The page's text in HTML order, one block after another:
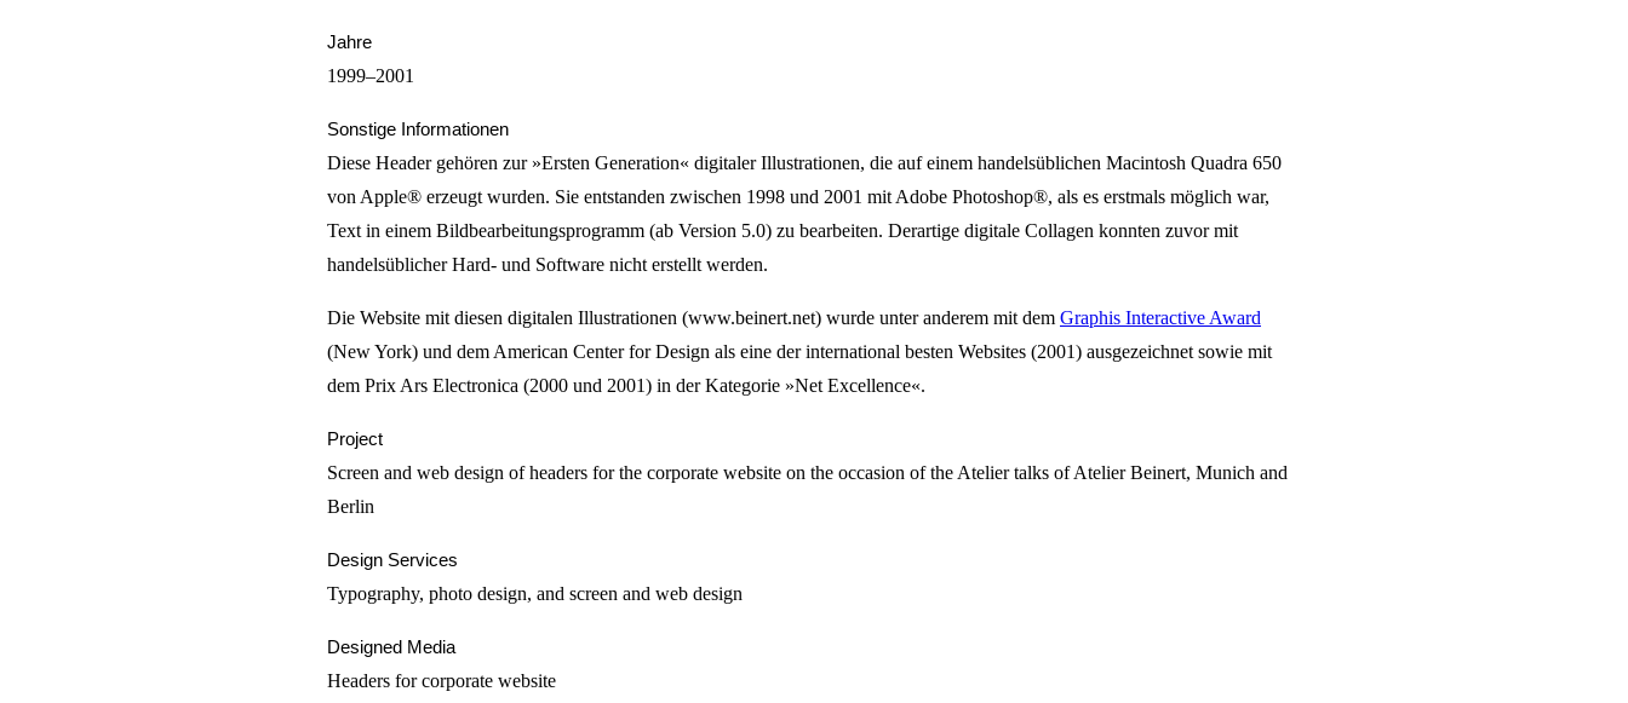
Jahre
1999–2001
Sonstige Informationen
Diese Header gehören zur »Ersten Generation« digitaler Illustrationen, die auf einem handelsüblichen Macintosh Quadra 650
von Apple® erzeugt wurden. Sie entstanden zwischen 1998 und 2001 mit Adobe Photoshop®, als es erstmals möglich war,
Text in einem Bildbearbeitungsprogramm (ab Version 5.0) zu bearbeiten. Derartige digitale Collagen konnten zuvor mit
handelsüblicher Hard- und Software nicht erstellt werden.
Die Website mit diesen digitalen Illustrationen (www.beinert.net) wurde unter anderem mit dem Graphis Interactive Award
(New York) und dem American Center for Design als eine der international besten Websites (2001) ausgezeichnet sowie mit
dem Prix Ars Electronica (2000 und 2001) in der Kategorie »Net Excellence«.
Project
Screen and web design of headers for the corporate website on the occasion of the Atelier talks of Atelier Beinert, Munich and
Berlin
Design Services
Typography, photo design, and screen and web design
Designed Media
Headers for corporate website